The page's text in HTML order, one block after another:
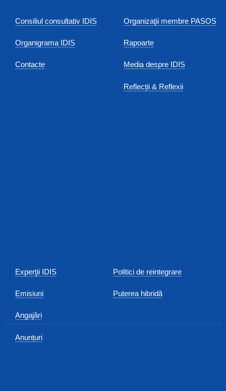
Consiliul consultativ IDIS
Organigrama IDIS
Contacte
Organizaţii membre PASOS
Rapoarte
Media despre IDIS
Reflecții & Reflexii
Experţii IDIS
Emisiuni
Angajări
Anunțuri
Politici de reintegrare
Puterea hibridă